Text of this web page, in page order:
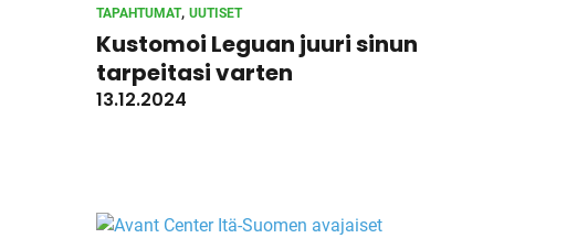
TAPAHTUMAT, UUTISET
Kustomoi Leguan juuri sinun
tarpeitasi varten
13.12.2024